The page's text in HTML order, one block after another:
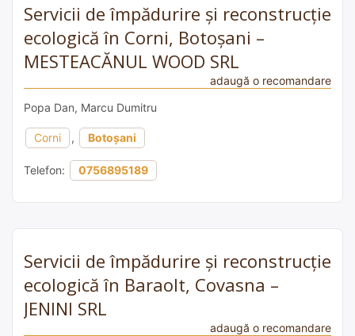
Servicii de împădurire și reconstrucție
ecologică în Corni, Botoșani –
MESTEACĂNUL WOOD SRL
adaugă o recomandare
Popa Dan, Marcu Dumitru
Corni , Botoșani
Telefon: 0756895189
Servicii de împădurire și reconstrucție
ecologică în Baraolt, Covasna –
JENINI SRL
adaugă o recomandare